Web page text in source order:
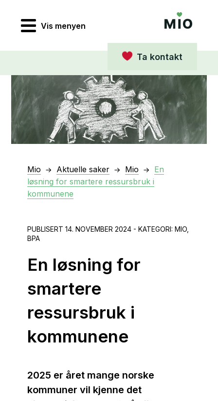
Vis menyen
Ta kontakt
Mio Aktuelle saker Mio
En
løsning for smartere ressursbruk i
kommunene
PUBLISERT 14. NOVEMBER 2024 - KATEGORI: MIO,
BPA
En løsning for
smartere
ressursbruk i
kommunene
2025 er året mange norske
kommuner vil kjenne det